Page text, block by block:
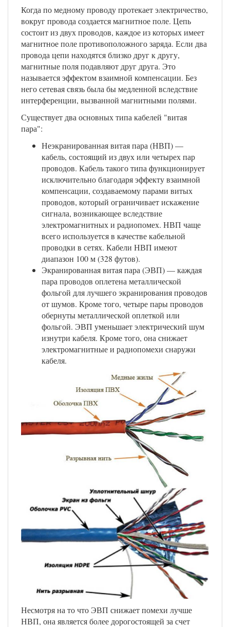
Когда по медному проводу протекает электричество,
вокруг провода создается магнитное поле. Цепь
состоит из двух проводов, каждое из которых имеет
магнитное поле противоположного заряда. Если два
провода цепи находятся близко друг к другу,
магнитные поля подавляют друг друга. Это
называется эффектом взаимной компенсации. Без
него сетевая связь была бы медленной вследствие
интерференции, вызванной магнитными полями.
Существует два основных типа кабелей "витая
пара":
Неэкранированная витая пара (НВП) —
кабель, состоящий из двух или четырех пар
проводов. Кабель такого типа функционирует
исключительно благодаря эффекту взаимной
компенсации, создаваемому парами витых
проводов, который ограничивает искажение
сигнала, возникающее вследствие
электромагнитных и радиопомех. НВП чаще
всего используется в качестве кабельной
проводки в сетях. Кабели НВП имеют
диапазон 100 м (328 футов).
Экранированная витая пара (ЭВП) — каждая
пара проводов оплетена металлической
фольгой для лучшего экранирования проводов
от шумов. Кроме того, четыре пары проводов
обернуты металлической оплеткой или
фольгой. ЭВП уменьшает электрический шум
изнутри кабеля. Кроме того, она снижает
электромагнитные и радиопомехи снаружи
кабеля.
Несмотря на то что ЭВП снижает помехи лучше
НВП, она является более дорогостоящей за счет